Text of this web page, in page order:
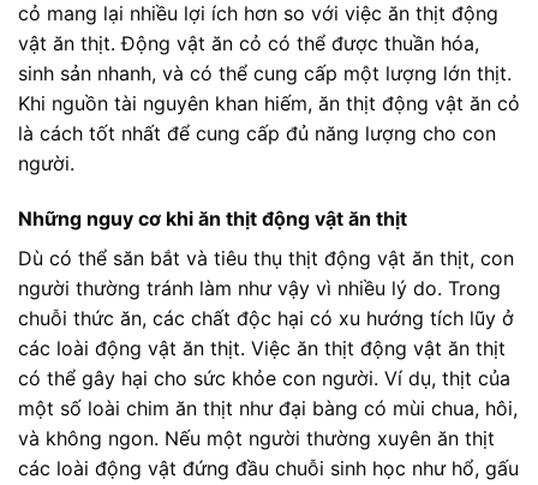
cỏ mang lại nhiều lợi ích hơn so với việc ăn thịt động
vật ăn thịt. Động vật ăn cỏ có thể được thuần hóa,
sinh sản nhanh, và có thể cung cấp một lượng lớn thịt.
Khi nguồn tài nguyên khan hiếm, ăn thịt động vật ăn cỏ
là cách tốt nhất để cung cấp đủ năng lượng cho con
người.
Những nguy cơ khi ăn thịt động vật ăn thịt
Dù có thể săn bắt và tiêu thụ thịt động vật ăn thịt, con
người thường tránh làm như vậy vì nhiều lý do. Trong
chuỗi thức ăn, các chất độc hại có xu hướng tích lũy ở
các loài động vật ăn thịt. Việc ăn thịt động vật ăn thịt
có thể gây hại cho sức khỏe con người. Ví dụ, thịt của
một số loài chim ăn thịt như đại bàng có mùi chua, hôi,
và không ngon. Nếu một người thường xuyên ăn thịt
các loài động vật đứng đầu chuỗi sinh học như hổ, gấu